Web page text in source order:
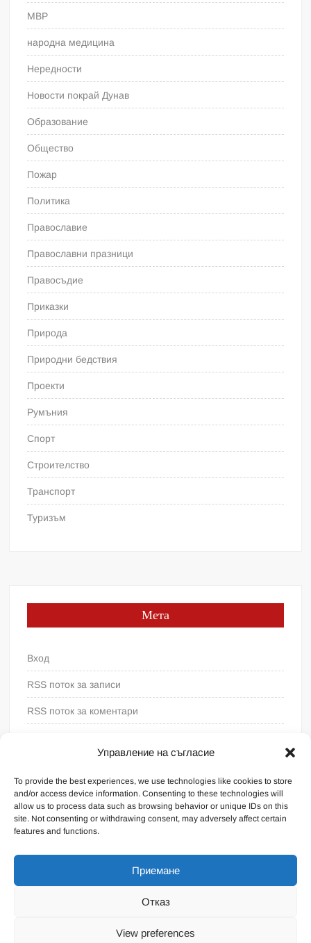
Управление на съгласие
To provide the best experiences, we use technologies like cookies to store
and/or access device information. Consenting to these technologies will
allow us to process data such as browsing behavior or unique IDs on this
site. Not consenting or withdrawing consent, may adversely affect certain
features and functions.
Приемане
Отказ
View preferences
МВР
народна медицина
Нередности
Новости покрай Дунав
Образование
Общество
Пожар
Политика
Православие
Православни празници
Правосъдие
Приказки
Природа
Природни бедствия
Проекти
Румъния
Спорт
Строителство
Транспорт
Туризъм
Мета
Вход
RSS поток за записи
RSS поток за коментари
Proudly powered by WordPress |Theme: FreeNews